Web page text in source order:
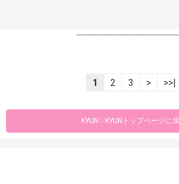
1 2 3 > >>|
KYUN♡KYUNトップページに